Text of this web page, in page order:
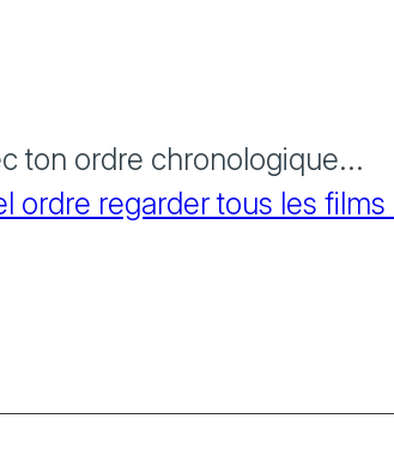
ton ordre chronologique...
ordre regarder tous les